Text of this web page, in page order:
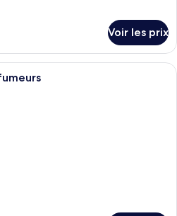
Voir les prix
Une chambre d’hôtel avec un